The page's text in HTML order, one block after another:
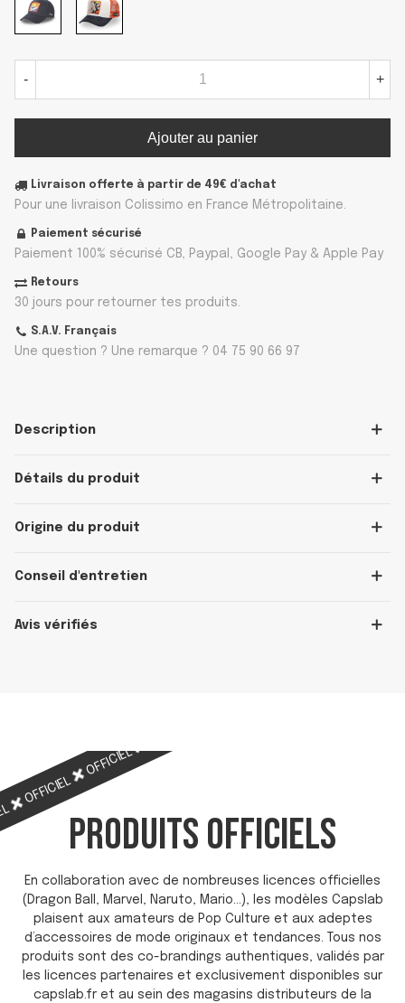
- +
Ajouter au panier
Livraison offerte à partir de 49€ d'achat
Pour une livraison Colissimo en France Métropolitaine.
Paiement sécurisé
Paiement 100% sécurisé CB, Paypal, Google Pay & Apple Pay
Retours
30 jours pour retourner tes produits.
S.A.V. Français
Une question ? Une remarque ? 04 75 90 66 97
Description
Détails du produit
Origine du produit
Conseil d'entretien
Avis vérifiés
OFFICIEL
OFFICIEL
PRODUITS OFFICIELS
En collaboration avec de nombreuses licences officielles
(Dragon Ball, Marvel, Naruto, Mario…), les modèles Capslab
plaisent aux amateurs de Pop Culture et aux adeptes
d’accessoires de mode originaux et tendances. Tous nos
produits sont des co-brandings authentiques, validés par
les licences partenaires et exclusivement disponibles sur
capslab.fr et au sein des magasins distributeurs de la